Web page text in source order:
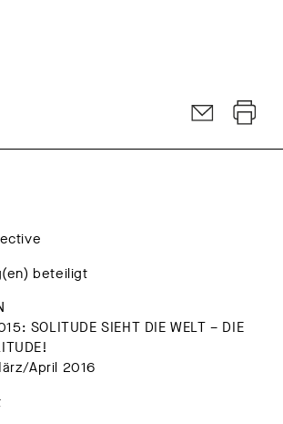
beteiligt
SOLITUDE SIEHT DIE WELT – DIE
April 2016